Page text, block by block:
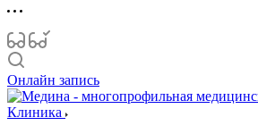
Онлайн запись
Клиника